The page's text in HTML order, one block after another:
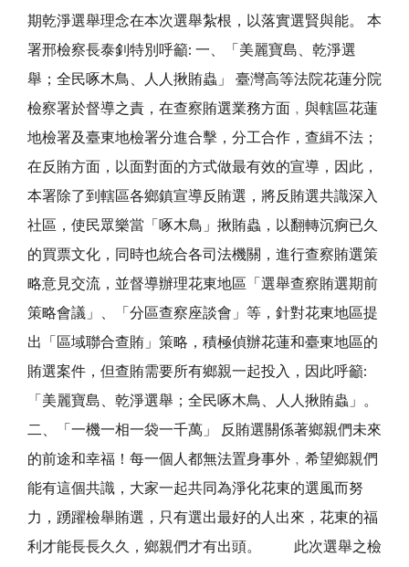
期乾淨選舉理念在本次選舉紮根，以落實選賢與能。 本
署邢檢察長泰釗特別呼籲: 一、「美麗寶島、乾淨選
舉；全民啄木鳥、人人揪賄蟲」 臺灣高等法院花蓮分院
檢察署於督導之責，在查察賄選業務方面﹐與轄區花蓮
地檢署及臺東地檢署分進合擊，分工合作，查緝不法；
在反賄方面，以面對面的方式做最有效的宣導，因此，
本署除了到轄區各鄉鎮宣導反賄選，將反賄選共識深入
社區，使民眾樂當「啄木鳥」揪賄蟲，以翻轉沉痾已久
的買票文化，同時也統合各司法機關，進行查察賄選策
略意見交流，並督導辦理花東地區「選舉查察賄選期前
策略會議」、「分區查察座談會」等，針對花東地區提
出「區域聯合查賄」策略，積極偵辦花蓮和臺東地區的
賄選案件，但查賄需要所有鄉親一起投入，因此呼籲:
「美麗寶島、乾淨選舉；全民啄木鳥、人人揪賄蟲」。
二、「一機一相一袋一千萬」 反賄選關係著鄉親們未來
的前途和幸福！每一個人都無法置身事外﹐希望鄉親們
能有這個共識，大家一起共同為淨化花東的選風而努
力，踴躍檢舉賄選，只有選出最好的人出來，花東的福
利才能長長久久，鄉親們才有出頭。 此次選舉之檢